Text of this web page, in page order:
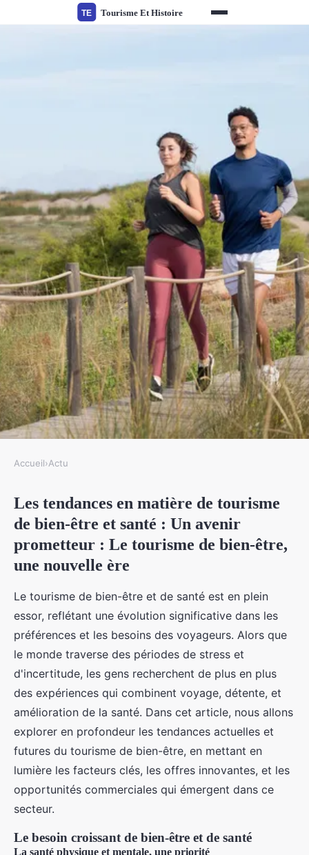
Les tendances en matière de
tourisme de bien-être et santé
21 octobre 2024
Accueil›Actu
Les tendances en matière de tourisme
de bien-être et santé : Un avenir
prometteur : Le tourisme de bien-être,
une nouvelle ère
Le tourisme de bien-être et de santé est en plein
essor, reflétant une évolution significative dans les
préférences et les besoins des voyageurs. Alors que
le monde traverse des périodes de stress et
d'incertitude, les gens recherchent de plus en plus
des expériences qui combinent voyage, détente, et
amélioration de la santé. Dans cet article, nous allons
explorer en profondeur les tendances actuelles et
futures du tourisme de bien-être, en mettant en
lumière les facteurs clés, les offres innovantes, et les
opportunités commerciales qui émergent dans ce
secteur.
Le besoin croissant de bien-être et de santé
La santé physique et mentale, une priorité